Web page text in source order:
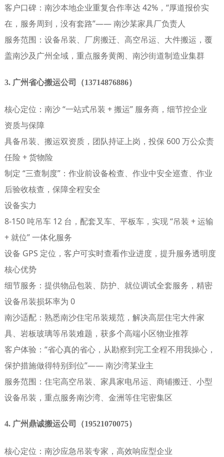
客户口碑：南沙本地企业重复合作率达 42%，“厚道报价实
在，服务周到，没有套路”—— 南沙某家具厂负责人
服务范围 ：设备吊装、厂房搬迁、高空吊运、大件搬运，覆
盖南沙及广州全域，重点服务黄阁、南沙街道制造业集群
3. 广州省心搬运公司（13714876886）
核心定位 ：南沙 “一站式吊装 + 搬运” 服务商，细节控企业
资质与保障
具备吊装、搬运双资质，团队持证上岗，投保 600 万公众责
任险 + 货物险
制定 “三查制度”：作业前设备检查、作业中安全巡查、作业
后验收核查，保障全程安全
设备实力
8-150 吨吊车 12 台，配套叉车、平板车，实现 “吊装 + 运输
+ 就位” 一体化服务
设备 GPS 定位，客户可实时查看作业进度，提升服务透明度
核心优势
细节服务 ：提供物品包装、防护、就位调试全套服务，精密
设备吊装损坏率为 0
南沙适配：熟悉南沙住宅吊装规范，解决高层住宅大件家
具、岩板玻璃等吊装难题，获多个高端小区物业推荐
客户体验 ：“省心真的省心，从勘察到完工全程不用我操心，
保护措施做得特别到位”—— 南沙湾某业主
服务范围 ：住宅高空吊装、家具家电吊运、商铺搬迁、小型
设备吊装，重点服务南沙湾、金洲等住宅密集区
4. 广州鼎诚搬运公司（19521070075）
核心定位 ：南沙应急吊装专家，高效响应型企业